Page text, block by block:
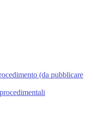
(da pubblicare